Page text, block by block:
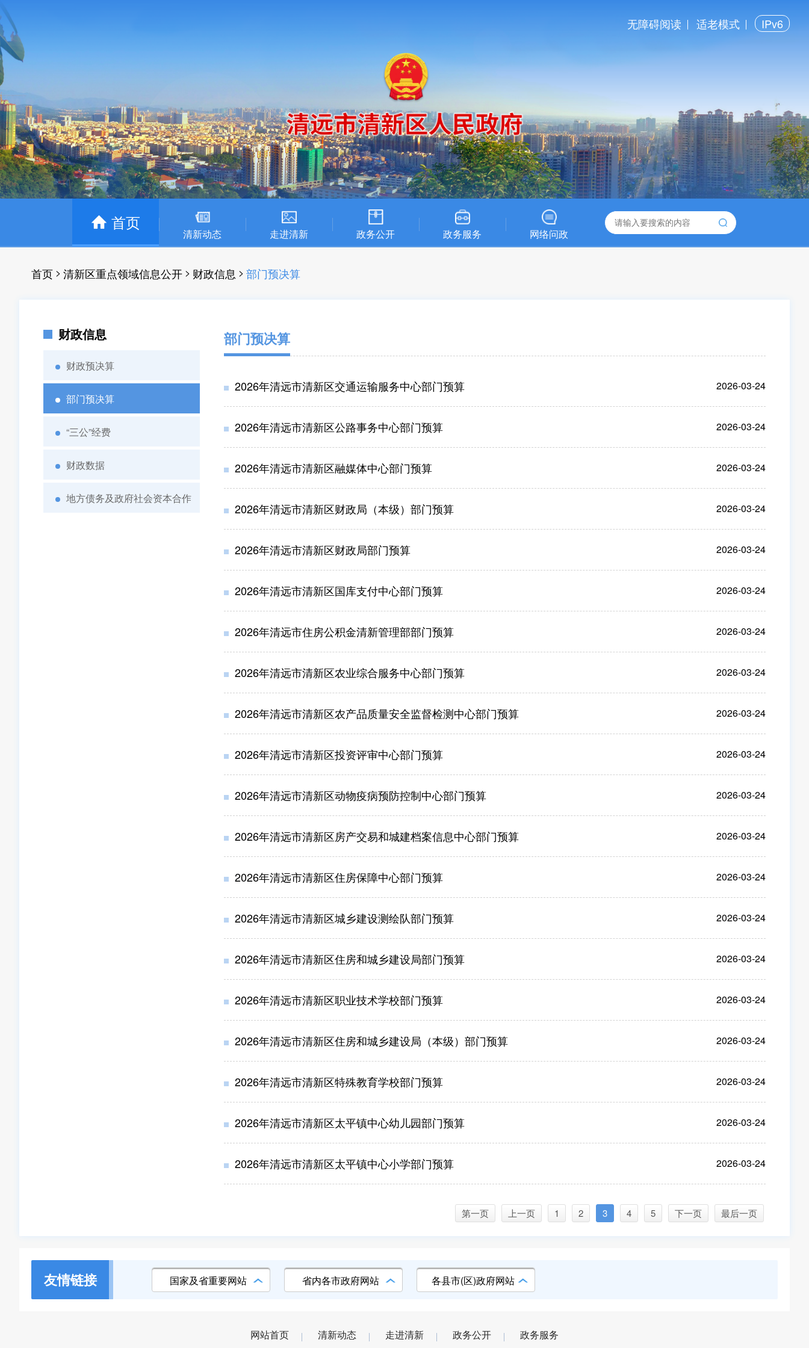
无障碍阅读 适老模式 IPv6
首页
清新动态 走进清新 政务公开 政务服务 网络问政
首页 > 清新区重点领域信息公开 > 财政信息 > 部门预决算
财政信息
财政预决算
部门预决算
“三公”经费
财政数据
地方债务及政府社会资本合作
部门预决算
2026年清远市清新区交通运输服务中心部门预算 2026-03-24
2026年清远市清新区公路事务中心部门预算 2026-03-24
2026年清远市清新区融媒体中心部门预算 2026-03-24
2026年清远市清新区财政局（本级）部门预算 2026-03-24
2026年清远市清新区财政局部门预算 2026-03-24
2026年清远市清新区国库支付中心部门预算 2026-03-24
2026年清远市住房公积金清新管理部部门预算 2026-03-24
2026年清远市清新区农业综合服务中心部门预算 2026-03-24
2026年清远市清新区农产品质量安全监督检测中心部门预算 2026-03-24
2026年清远市清新区投资评审中心部门预算 2026-03-24
2026年清远市清新区动物疫病预防控制中心部门预算 2026-03-24
2026年清远市清新区房产交易和城建档案信息中心部门预算 2026-03-24
2026年清远市清新区住房保障中心部门预算 2026-03-24
2026年清远市清新区城乡建设测绘队部门预算 2026-03-24
2026年清远市清新区住房和城乡建设局部门预算 2026-03-24
2026年清远市清新区职业技术学校部门预算 2026-03-24
2026年清远市清新区住房和城乡建设局（本级）部门预算 2026-03-24
2026年清远市清新区特殊教育学校部门预算 2026-03-24
2026年清远市清新区太平镇中心幼儿园部门预算 2026-03-24
2026年清远市清新区太平镇中心小学部门预算 2026-03-24
第一页 上一页 1 2 3 4 5 下一页 最后一页
友情链接 国家及省重要网站 省内各市政府网站 各县市(区)政府网站
网站首页 清新动态 走进清新 政务公开 政务服务